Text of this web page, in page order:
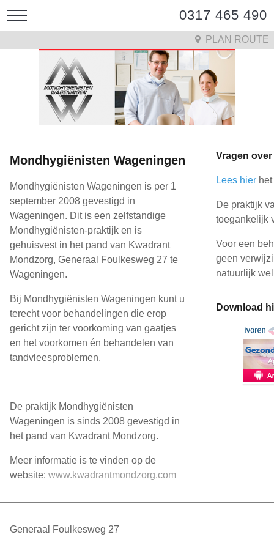
0317 465 490
PLAN ROUTE
Mondhygiënisten Wageningen
Mondhygiënisten Wageningen is per 1
september 2008 gevestigd in
Wageningen. Dit is een zelfstandige
Mondhygiënisten-praktijk en is
gehuisvest in het pand van Kwadrant
Mondzorg, Generaal Foulkesweg 27 te
Wageningen.
Bij Mondhygiënisten Wageningen kunt u
terecht voor behandelingen die erop
gericht zijn ter voorkoming van gaatjes
en het voorkomen én behandelen van
tandvleesproblemen.
De praktijk Mondhygiënisten
Wageningen is sinds 2008 gevestigd in
het pand van Kwadrant Mondzorg.
Meer informatie is te vinden op de
website: www.kwadrantmondzorg.com
Vragen
Lees hier
De praktijk
toegankelijk
Voor een
geen
natuurlijk
Download
Generaal Foulkesweg 27